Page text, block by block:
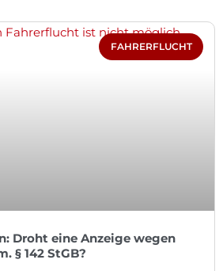
FAHRERFLUCHT
Droht eine Anzeige wegen
§ 142 StGB?